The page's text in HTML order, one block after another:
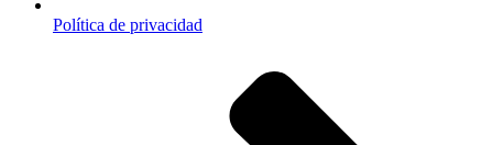
Política de privacidad